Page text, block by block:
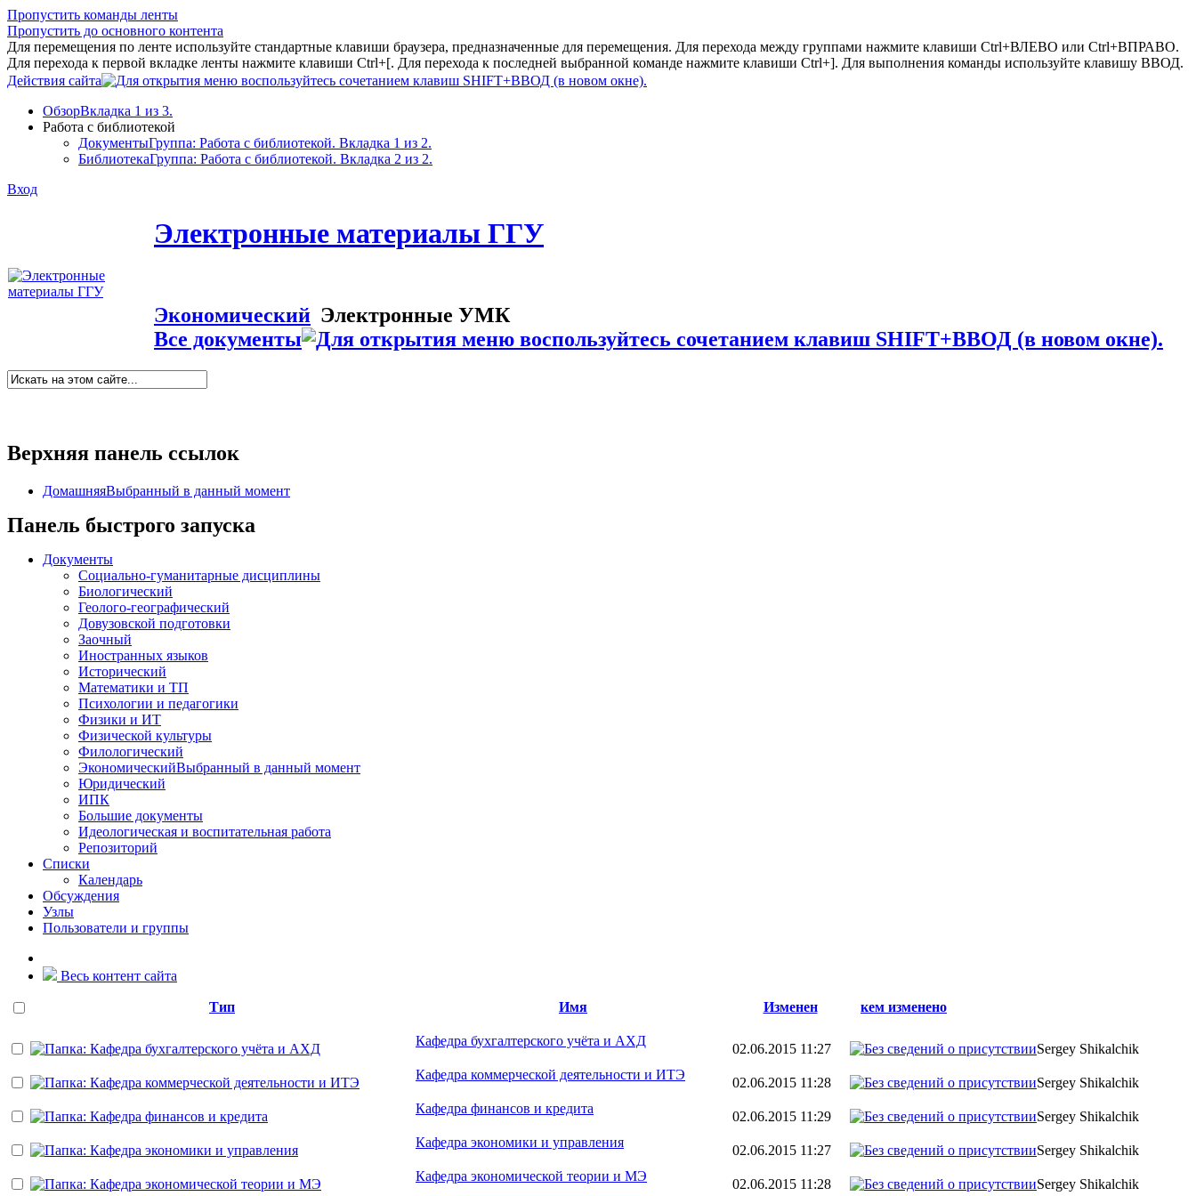
Пропустить команды ленты
Пропустить до основного контента
Для перемещения по ленте используйте стандартные клавиши браузера, предназначенные для перемещения. Для перехода между группами нажмите клавиши Ctrl+ВЛЕВО или Ctrl+ВПРАВО.
Для перехода к первой вкладке ленты нажмите клавиши Ctrl+[. Для перехода к последней выбранной команде нажмите клавиши Ctrl+]. Для выполнения команды используйте клавишу ВВОД.
Действия сайта
ОбзорВкладка 1 из 3.
Работа с библиотекой
ДокументыГруппа: Работа с библиотекой. Вкладка 1 из 2.
БиблиотекаГруппа: Работа с библиотекой. Вкладка 2 из 2.
Вход
Электронные материалы ГГУ
Экономический Электронные УМК
Все документы
Верхняя панель ссылок
ДомашняяВыбранный в данный момент
Панель быстрого запуска
Документы
Социально-гуманитарные дисциплины
Биологический
Геолого-географический
Довузовской подготовки
Заочный
Иностранных языков
Исторический
Математики и ТП
Психологии и педагогики
Физики и ИТ
Физической культуры
Филологический
ЭкономическийВыбранный в данный момент
Юридический
ИПК
Большие документы
Идеологическая и воспитательная работа
Репозиторий
Списки
Календарь
Обсуждения
Узлы
Пользователи и группы
Весь контент сайта
Тип Имя Изменен кем изменено
Кафедра бухгалтерского учёта и АХД
02.06.2015 11:27
Sergey Shikalchik
Кафедра коммерческой деятельности и ИТЭ
02.06.2015 11:28
Sergey Shikalchik
Кафедра финансов и кредита
02.06.2015 11:29
Sergey Shikalchik
Кафедра экономики и управления
02.06.2015 11:27
Sergey Shikalchik
Кафедра экономической теории и МЭ
02.06.2015 11:28 Sergey Shikalchik